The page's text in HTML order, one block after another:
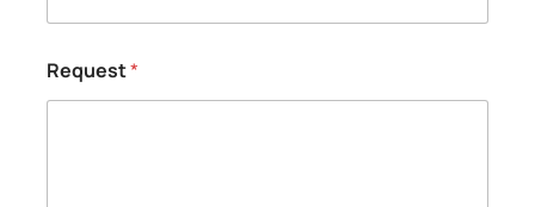
Request*